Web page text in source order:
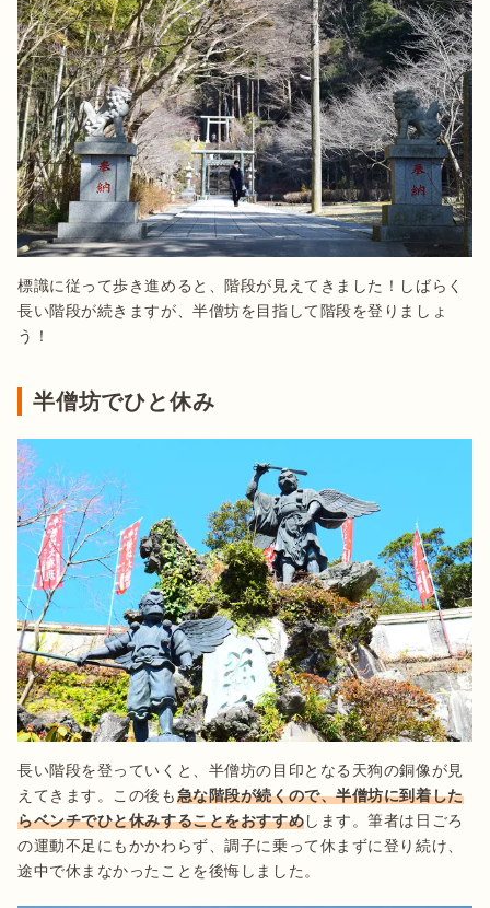
標識に従って歩き進めると、階段が見えてきました！しばらく
長い階段が続きますが、半僧坊を目指して階段を登りましょ
う！
半僧坊でひと休み
長い階段を登っていくと、半僧坊の目印となる天狗の銅像が見
えてきます。この後も急な階段が続くので、半僧坊に到着した
らベンチでひと休みすることをおすすめします。筆者は日ごろ
の運動不足にもかかわらず、調子に乗って休まずに登り続け、
途中で休まなかったことを後悔しました。